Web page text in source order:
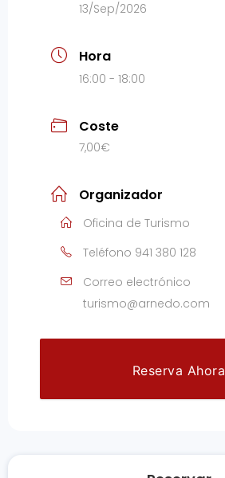
13/Sep/2026
Hora
16:00 - 18:00
Coste
7,00€
Organizador
Oficina de Turismo
Teléfono 941 380 128
Correo electrónico
turismo@arnedo.com
Reserva Ahora